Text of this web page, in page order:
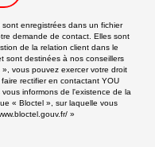
enregistrées dans un fichier
demande de contact. Elles sont
de la relation client dans le
sont destinées à nos conseillers
vous pouvez exercer votre droit
rectifier en contactant YOU
vous informons de l'existence de la
« Bloctel », sur laquelle vous
»